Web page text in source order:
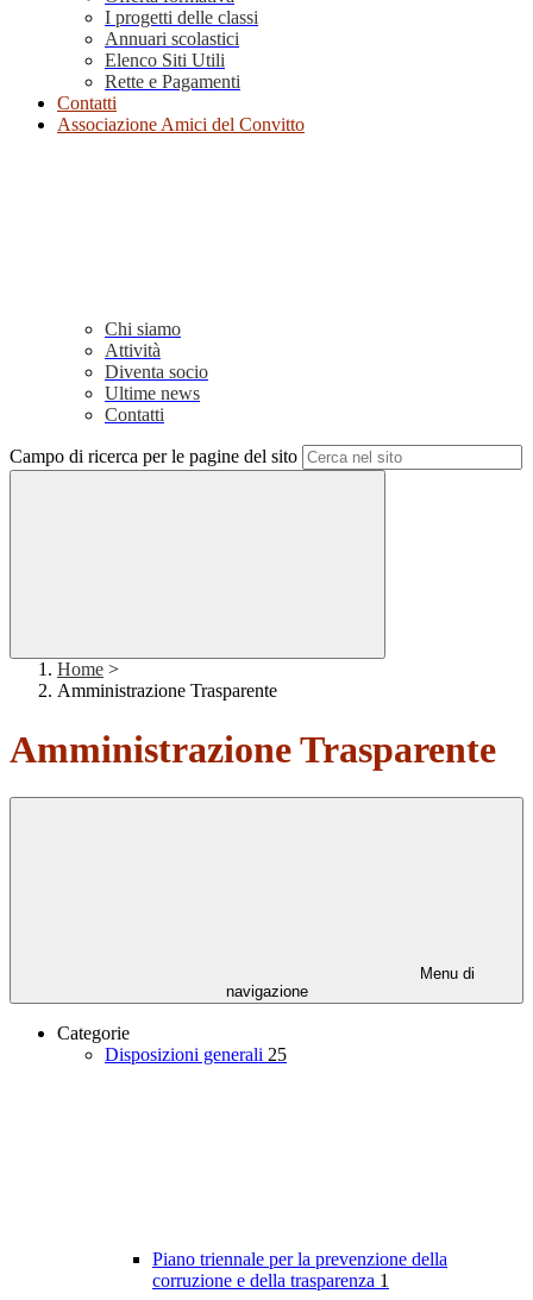
I progetti delle classi
Annuari scolastici
Elenco Siti Utili
Rette e Pagamenti
Contatti
Associazione Amici del Convitto
Chi siamo
Attività
Diventa socio
Ultime news
Contatti
Campo di ricerca per le pagine del sito
Home >
Amministrazione Trasparente
Amministrazione Trasparente
Menu di
navigazione
Categorie
Disposizioni generali 25
Piano triennale per la prevenzione della
corruzione e della trasparenza 1